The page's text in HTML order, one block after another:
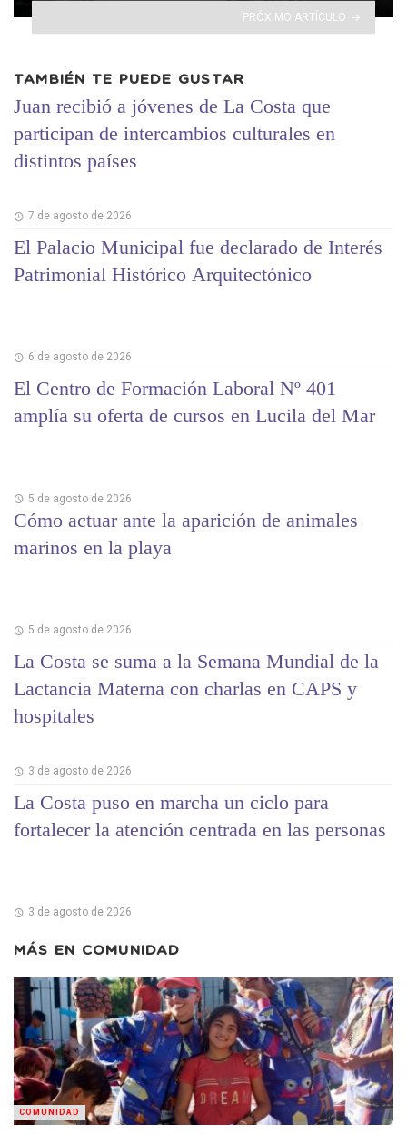
PRÓXIMO ARTÍCULO
TAMBIÉN TE PUEDE GUSTAR
Juan recibió a jóvenes de La Costa que
participan de intercambios culturales en
distintos países
7 de agosto de 2026
El Palacio Municipal fue declarado de Interés
Patrimonial Histórico Arquitectónico
6 de agosto de 2026
El Centro de Formación Laboral Nº 401
amplía su oferta de cursos en Lucila del Mar
5 de agosto de 2026
Cómo actuar ante la aparición de animales
marinos en la playa
5 de agosto de 2026
La Costa se suma a la Semana Mundial de la
Lactancia Materna con charlas en CAPS y
hospitales
3 de agosto de 2026
La Costa puso en marcha un ciclo para
fortalecer la atención centrada en las personas
3 de agosto de 2026
MÁS EN COMUNIDAD
COMUNIDAD